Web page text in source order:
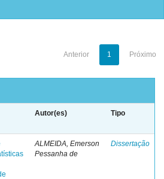
Anterior 1 Próximo
Autor(es) Tipo
ALMEIDA, Emerson
Pessanha de
Dissertação